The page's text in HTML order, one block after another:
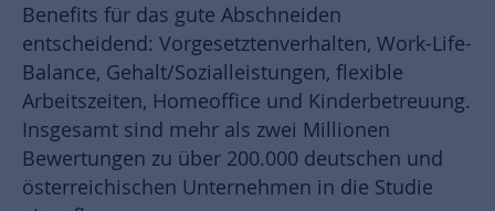
Benefits für das gute Abschneiden
entscheidend: Vorgesetztenverhalten, Work-Life-
Balance, Gehalt/Sozialleistungen, flexible
Arbeitszeiten, Homeoffice und Kinderbetreuung.
Insgesamt sind mehr als zwei Millionen
Bewertungen zu über 200.000 deutschen und
österreichischen Unternehmen in die Studie